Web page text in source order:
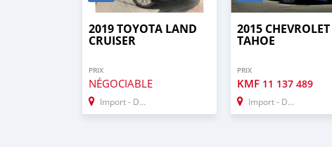
2019 TOYOTA LAND
CRUISER
PRIX
NÉGOCIABLE
Import - Dubai
2015 CHEVROLET
TAHOE
PRIX
KMF 11 137 489
Import - Dubai